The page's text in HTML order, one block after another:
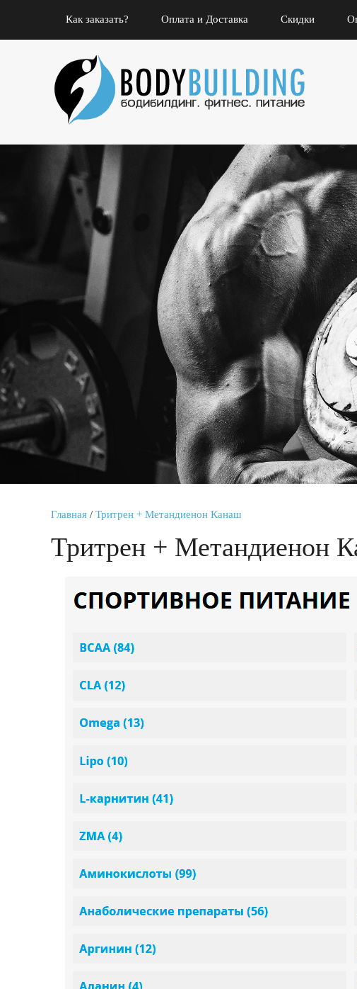
Как заказать? Оплата и Доставка Скидки
Главная / Тритрен + Метандиенон Канаш
Тритрен + Метандиенон